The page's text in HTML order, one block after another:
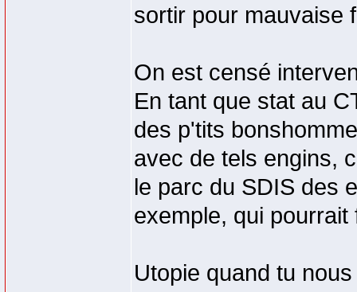
sortir pour mauvaise
On est censé
En tant que stat au
des p'tits
avec de tels engins,
le parc du SDIS des
exemple, qui pourrait
Utopie quand tu